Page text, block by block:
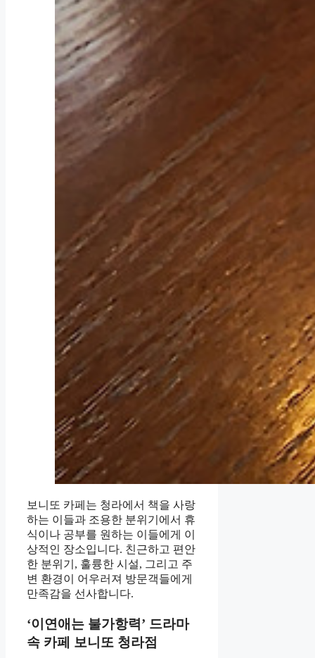
보니또 카페는 청라에서 책을 사랑
하는 이들과 조용한 분위기에서 휴
식이나 공부를 원하는 이들에게 이
상적인 장소입니다. 친근하고 편안
한 분위기, 훌륭한 시설, 그리고 주
변 환경이 어우러져 방문객들에게
만족감을 선사합니다.
‘이연애는 불가항력’ 드라마
속 카페 보니또 청라점